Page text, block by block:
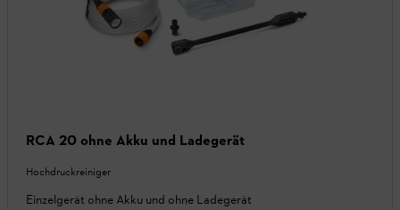
RCA 20 ohne Akku und Ladegerät
Hochdruckreiniger
Einzelgerät ohne Akku und ohne Ladegerät